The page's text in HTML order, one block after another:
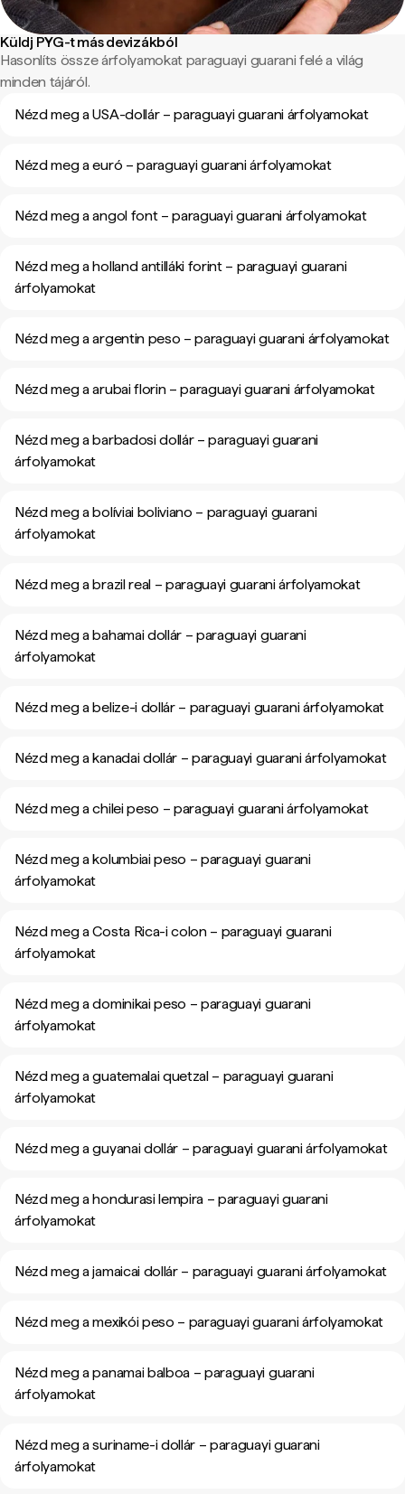
Küldj PYG-t más devizákból
Hasonlíts össze árfolyamokat paraguayi guarani felé a világ
minden tájáról.
Nézd meg a USA-dollár – paraguayi guarani árfolyamokat
Nézd meg a euró – paraguayi guarani árfolyamokat
Nézd meg a angol font – paraguayi guarani árfolyamokat
Nézd meg a holland antilláki forint – paraguayi guarani
árfolyamokat
Nézd meg a argentin peso – paraguayi guarani árfolyamokat
Nézd meg a arubai florin – paraguayi guarani árfolyamokat
Nézd meg a barbadosi dollár – paraguayi guarani
árfolyamokat
Nézd meg a bolíviai boliviano – paraguayi guarani
árfolyamokat
Nézd meg a brazil real – paraguayi guarani árfolyamokat
Nézd meg a bahamai dollár – paraguayi guarani
árfolyamokat
Nézd meg a belize-i dollár – paraguayi guarani árfolyamokat
Nézd meg a kanadai dollár – paraguayi guarani árfolyamokat
Nézd meg a chilei peso – paraguayi guarani árfolyamokat
Nézd meg a kolumbiai peso – paraguayi guarani
árfolyamokat
Nézd meg a Costa Rica-i colon – paraguayi guarani
árfolyamokat
Nézd meg a dominikai peso – paraguayi guarani
árfolyamokat
Nézd meg a guatemalai quetzal – paraguayi guarani
árfolyamokat
Nézd meg a guyanai dollár – paraguayi guarani árfolyamokat
Nézd meg a hondurasi lempira – paraguayi guarani
árfolyamokat
Nézd meg a jamaicai dollár – paraguayi guarani árfolyamokat
Nézd meg a mexikói peso – paraguayi guarani árfolyamokat
Nézd meg a panamai balboa – paraguayi guarani
árfolyamokat
Nézd meg a suriname-i dollár – paraguayi guarani
árfolyamokat